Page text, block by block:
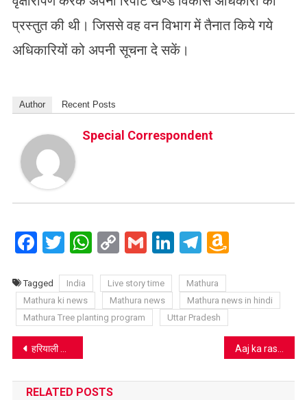
प्रस्तुत की थी। जिससे वह वन विभाग में तैनात किये गये
अधिकारियों को अपनी सूचना दे सकें।
Author Recent Posts
Special Correspondent
Facebook
TwitterWhatsApp
CopyGmailLinkedIn
Telegram
List
Tagged India Live story time
Mathura
Mathura ki news
Mathura news
Mathura news in hindi
Mathura Tree planting program
Uttar Pradesh
Post
navigation
हरियाली होगी, वहीं खुशहाली होगी: रघुनाथ मिश्रा Aaj ka rashifal 06 JULY 2020 : इस राशि वाले लोगों को लग सकती है जल्दबाज़ी में चोट
RELATED POSTS